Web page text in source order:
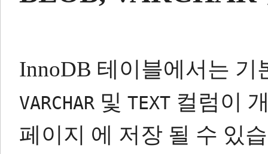
InnoDB 테이블에서는
VARCHAR 및 TEXT 컬럼이
페이지 에 저장 될 수 있